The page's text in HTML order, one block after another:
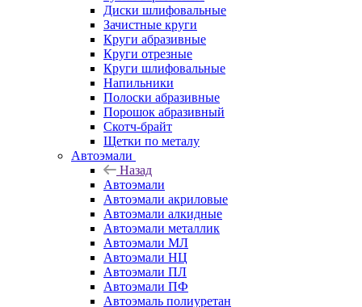
Диски шлифовальные
Зачистные круги
Круги абразивные
Круги отрезные
Круги шлифовальные
Напильники
Полоски абразивные
Порошок абразивный
Скотч-брайт
Щетки по металу
Автоэмали
Назад
Автоэмали
Автоэмали акриловые
Автоэмали алкидные
Автоэмали металлик
Автоэмали МЛ
Автоэмали НЦ
Автоэмали ПЛ
Автоэмали ПФ
Автоэмаль полиуретан